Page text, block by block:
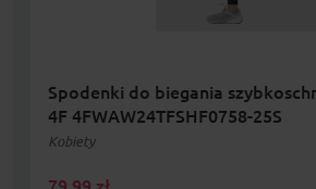
Spodenki do biegania
4F 4FWAW24TFSHF0758-25S
Kobiety